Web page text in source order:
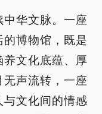
华文脉。一座
博物馆，既是
养文化底蕴、厚
声流转，一座
与文化间的情感